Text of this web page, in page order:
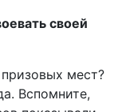
своей
мест?
Вспомните,